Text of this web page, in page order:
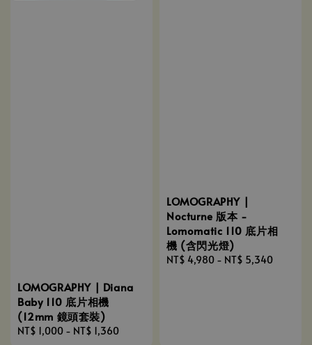
LOMOGRAPHY | Diana
Baby 110 底片相機
(12mm 鏡頭套裝)
Regular
NT$ 1,000 - NT$ 1,360
LOMOGRAPHY |
Nocturne 版本 -
Lomomatic 110 底片相
機 (含閃光燈)
Regular
NT$ 4,980 - NT$ 5,340